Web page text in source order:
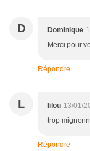
D Dominique
Merci pour
Répondre
L lilou 13/01/
trop
Répondre